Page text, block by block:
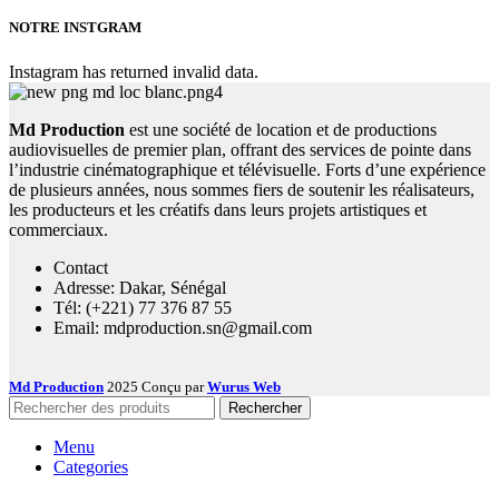
NOTRE INSTGRAM
Instagram has returned invalid data.
Md Production est une société de location et de productions
audiovisuelles de premier plan, offrant des services de pointe dans
l’industrie cinématographique et télévisuelle. Forts d’une expérience
de plusieurs années, nous sommes fiers de soutenir les réalisateurs,
les producteurs et les créatifs dans leurs projets artistiques et
commerciaux.
Contact
Adresse: Dakar, Sénégal
Tél: (+221) 77 376 87 55
Email: mdproduction.sn@gmail.com
Md Production 2025 Conçu parWurus Web
Rechercher
Menu
Categories